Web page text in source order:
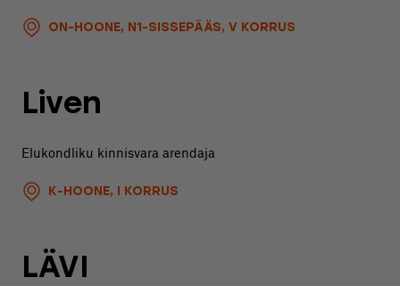
ON-HOONE, N1-SISSEPÄÄS, V KORRUS
Liven
Elukondliku kinnisvara arendaja
K-HOONE, I KORRUS
LÄVI